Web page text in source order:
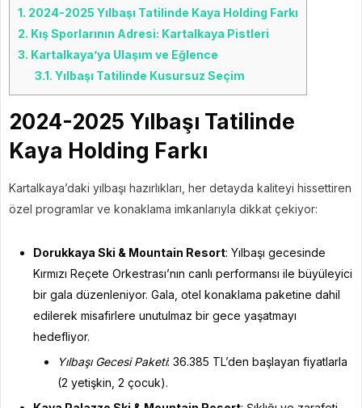
1. 2024-2025 Yılbaşı Tatilinde Kaya Holding Farkı
2. Kış Sporlarının Adresi: Kartalkaya Pistleri
3. Kartalkaya’ya Ulaşım ve Eğlence
3.1. Yılbaşı Tatilinde Kusursuz Seçim
2024-2025 Yılbaşı Tatilinde
Kaya Holding Farkı
Kartalkaya’daki yılbaşı hazırlıkları, her detayda kaliteyi hissettiren
özel programlar ve konaklama imkanlarıyla dikkat çekiyor:
Dorukkaya Ski & Mountain Resort: Yılbaşı gecesinde
Kırmızı Reçete Orkestrası’nın canlı performansı ile büyüleyici
bir gala düzenleniyor. Gala, otel konaklama paketine dahil
edilerek misafirlere unutulmaz bir gece yaşatmayı
hedefliyor.
Yılbaşı Gecesi Paketi: 36.385 TL’den başlayan fiyatlarla
(2 yetişkin, 2 çocuk).